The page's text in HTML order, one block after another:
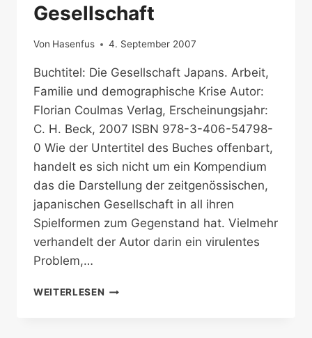
Gesellschaft
Von Hasenfus 4. September 2007
Buchtitel: Die Gesellschaft Japans. Arbeit,
Familie und demographische Krise Autor:
Florian Coulmas Verlag, Erscheinungsjahr:
C. H. Beck, 2007 ISBN 978-3-406-54798-
0 Wie der Untertitel des Buches offenbart,
handelt es sich nicht um ein Kompendium
das die Darstellung der zeitgenössischen,
japanischen Gesellschaft in all ihren
Spielformen zum Gegenstand hat. Vielmehr
verhandelt der Autor darin ein virulentes
Problem,…
WEITERLESEN JAPANS